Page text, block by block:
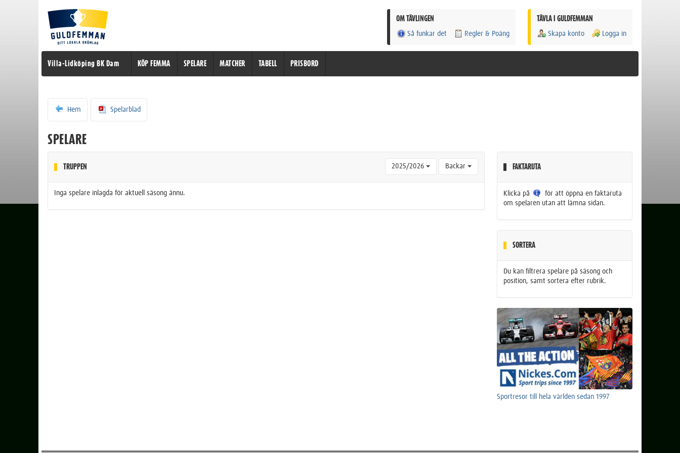
TÄVLA I GULDFEMMAN
Skapa konto Logga in
OM TÄVLINGEN
Så funkar det Regler & Poäng
Villa-Lidköping BK Dam KÖP FEMMA SPELARE MATCHER TABELL PRISBORD
Hem Spelarblad
SPELARE
TRUPPEN 2025/2026 Backar
Inga spelare inlagda för aktuell säsong ännu.
FAKTARUTA
Klicka på
för att öppna en faktaruta
om spelaren utan att lämna sidan.
SORTERA
Du kan filtrera spelare på säsong och
position, samt sortera efter rubrik.
Sportresor till hela världen sedan 1997